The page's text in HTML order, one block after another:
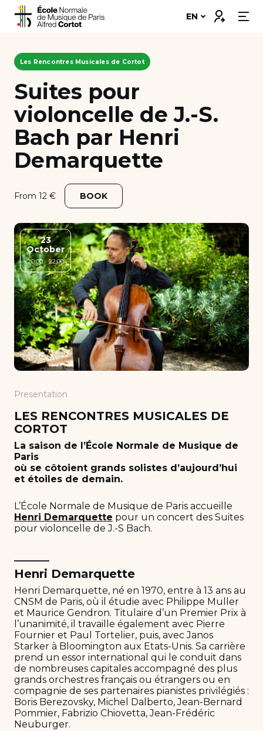
content
Programs ➔
Students’ corner
Professional integration
Support Us
Scholarships and Financing
Apply
EN Connexion
Les Rencontres Musicales de Cortot
Suites pour
violoncelle de J.-S.
Bach par Henri
Demarquette
From 12 € BOOK
23
October
20:00 - 22:00
Presentation
LES RENCONTRES MUSICALES DE
CORTOT
La saison de l’École Normale de Musique de
Paris
où se côtoient grands solistes d’aujourd’hui
et étoiles de demain.
L’École Normale de Musique de Paris accueille
Henri Demarquette pour un concert des Suites
pour violoncelle de J.-S Bach.
Henri Demarquette
Henri Demarquette, né en 1970, entre à 13 ans au
CNSM de Paris, où il étudie avec Philippe Muller
et Maurice Gendron. Titulaire d’un Premier Prix à
l’unanimité, il travaille également avec Pierre
Fournier et Paul Tortelier, puis, avec Janos
Starker à Bloomington aux Etats-Unis. Sa carrière
prend un essor international qui le conduit dans
de nombreuses capitales accompagné des plus
grands orchestres français ou étrangers ou en
compagnie de ses partenaires pianistes privilégiés :
Boris Berezovsky, Michel Dalberto, Jean-Bernard
Pommier, Fabrizio Chiovetta, Jean-Frédéric
Neuburger.